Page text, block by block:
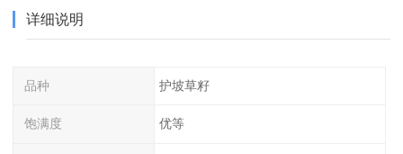
详细说明
品种 护坡草籽
饱满度 优等